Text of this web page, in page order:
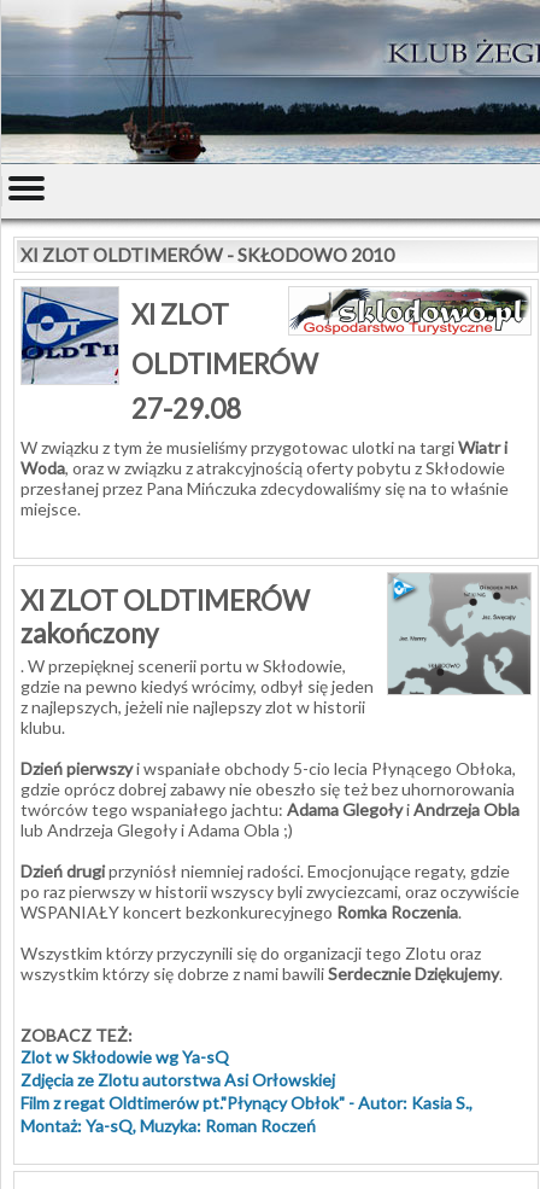
XI ZLOT OLDTIMERÓW - SKŁODOWO 2010
XI ZLOT
OLDTIMERÓW
27-29.08
W związku z tym że musieliśmy przygotowac ulotki na targiWiatr i
Woda, oraz w związku z atrakcyjnością oferty pobytu z Skłodowie
przesłanej przez Pana Mińczuka zdecydowaliśmy się na to właśnie
miejsce.
XI ZLOT OLDTIMERÓW
zakończony
. W przepięknej scenerii portu w Skłodowie,
gdzie na pewno kiedyś wrócimy, odbył się jeden
z najlepszych, jeżeli nie najlepszy zlot w historii
klubu.
Dzień pierwszyi wspaniałe obchody 5-cio lecia Płynącego Obłoka,
gdzie oprócz dobrej zabawy nie obeszło się też bez uhornorowania
twórców tego wspaniałego jachtu: Adama GlegołyiAndrzeja Obla
lub Andrzeja Glegoły i Adama Obla ;)
Dzień drugiprzyniósł niemniej radości. Emocjonujące regaty, gdzie
po raz pierwszy w historii wszyscy byli zwyciezcami, oraz oczywiście
WSPANIAŁY koncert bezkonkurecyjnego Romka Roczenia.
Wszystkim którzy przyczynili się do organizacji tego Zlotu oraz
wszystkim którzy się dobrze z nami bawiliSerdecznie Dziękujemy.
ZOBACZ TEŻ:
Zlot w Skłodowie wg Ya-sQ
Zdjęcia ze Zlotu autorstwa Asi Orłowskiej
Film z regat Oldtimerów pt."Płynący Obłok" - Autor: Kasia S.,
Montaż: Ya-sQ, Muzyka: Roman Roczeń